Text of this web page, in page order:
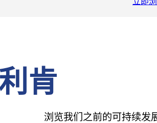
肯
浏览我们之前的可持续发